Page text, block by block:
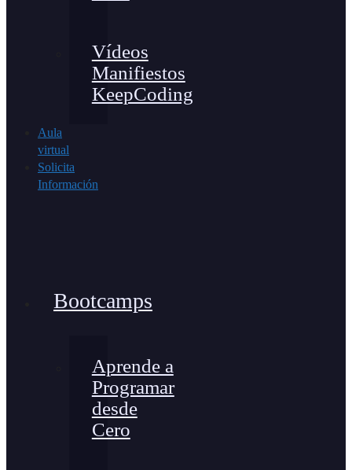
Vídeos
Manifiestos
KeepCoding
Aula
virtual
Solicita
Información
Bootcamps
Aprende a
Programar
desde
Cero